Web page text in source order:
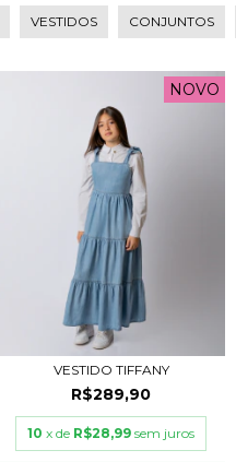
VESTIDOS CONJUNTOS
NOVO
VESTIDO TIFFANY
R$289,90
10 x de R$28,99 sem juros